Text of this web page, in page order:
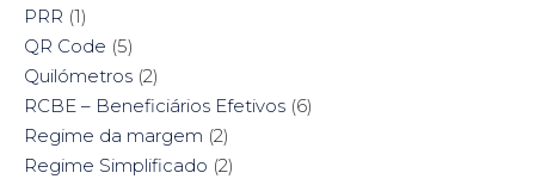
PRR (1)
QR Code (5)
Quilómetros (2)
RCBE – Beneficiários Efetivos (6)
Regime da margem (2)
Regime Simplificado (2)